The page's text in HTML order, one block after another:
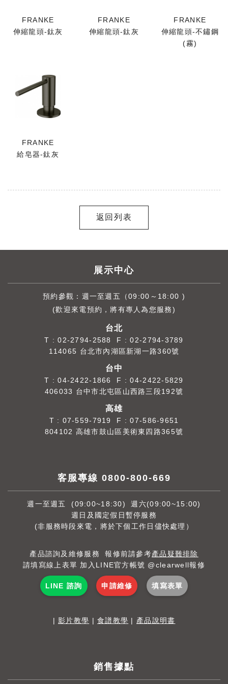
FRANKE
伸縮龍頭-鈦灰
FRANKE
伸縮龍頭-鈦灰
FRANKE
伸縮龍頭-不鏽鋼
(霧)
FRANKE
給皂器-鈦灰
返回列表
展示中心
預約參觀：週一至週五（09:00～18:00 )
(歡迎來電預約，將有專人為您服務)
台北
T :02-2794-2588
F : 02-2794-3789
114065 台北市內湖區新湖一路360號
台中
T :04-2422-1866
F : 04-2422-5829
406033 台中市北屯區山西路三段192號
高雄
T : 07-559-7919
F : 07-586-9651
804102 高雄市鼓山區美術東四路365號
客服專線 0800-800-669
週一至週五 (09:00~18:30) 週六(09:00~15:00)
週日及國定假日暫停服務
(非服務時段來電，將於下個工作日儘快處理）
產品諮詢及維修服務 報修前請參考產品疑難排除
請填寫線上表單 加入LINE官方帳號 @clearwell報修
LINE 諮詢 申請維修 填寫表單
|影片教學 |食譜教學 | 產品說明書
銷售據點